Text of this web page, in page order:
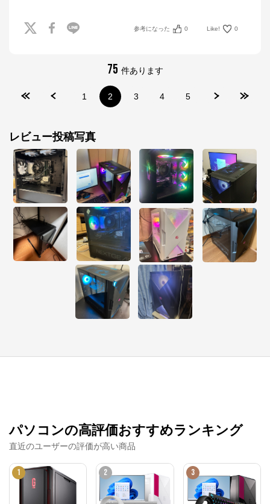
参考になった 0 Like! 0
75 件あります
1 2 3 4 5
レビュー投稿写真
パソコンの高評価おすすめランキング
直近のユーザーの評価が高い商品
1 2 3
メーカーです。
当社パソコンには「3年間無償保証（一部製品を除